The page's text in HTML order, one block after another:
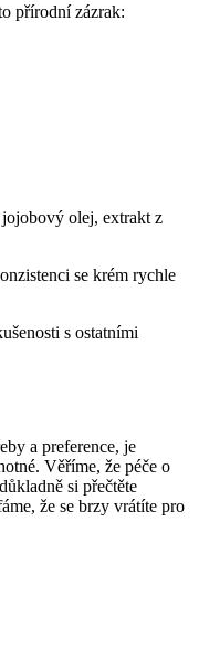
přírodní zázrak:
olej, extrakt z
se krém rychle
s ostatními
a preference, je
Věříme, že péče o
si přečtěte
že se brzy vrátíte pro